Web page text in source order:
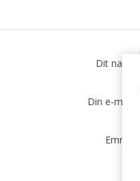
Dit navn
Din e-mail
Emne: